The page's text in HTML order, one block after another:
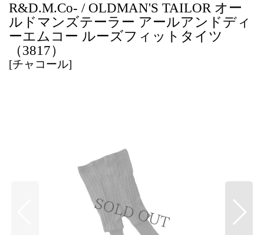
R&D.M.Co- / OLDMAN'S TAILOR オー
ルドマンズテーラー アールアンドディ
ーエムコー ルーズフィットタイツ
（3817）
[チャコール]